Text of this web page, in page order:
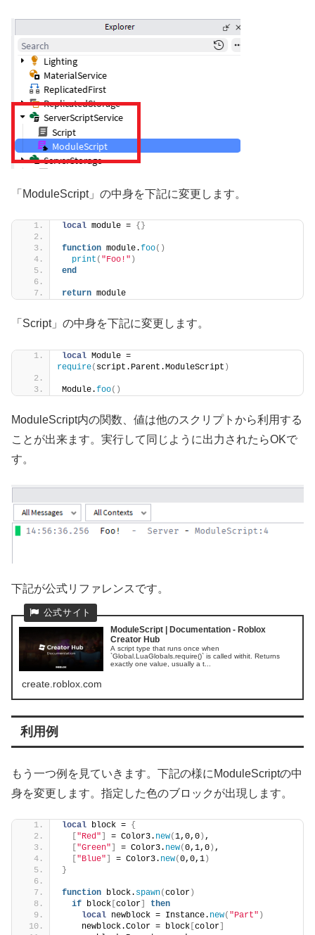
「ModuleScript」の中身を下記に変更します。
local module = {}
function module.foo()
print ( "Foo!" )
end
return module
「Script」の中身を下記に変更します。
local
require( script.Parent.ModuleScript )
Module.foo()
ModuleScript内の関数、値は他のスクリプトから利用する
ことが出来ます。実行して同じように出力されたらOKで
す。
下記が公式リファレンスです。
ModuleScript | Documentation - Roblox
Creator Hub
A script type that runs once when
`Global.LuaGlobals.require()` is called withit. Returns
exactly one value, usually a t...
create.roblox.com
利用例
もう一つ例を見ていきます。下記の様にModuleScriptの中
身を変更します。指定した色のブロックが出現します。
local block = {
"Red" = Color3. new(1,0,0 ) ,
"Green" = Color3. new(0,1,0 ) ,
"Blue" = Color3. new(0,0,1 )
}
function block. spawn(color )
if block color
then
local newblock = Instance. new( "Part" )
    newblock.Color = block
color